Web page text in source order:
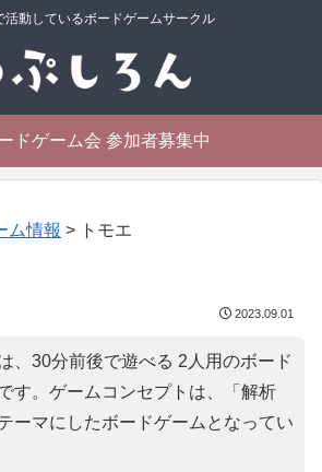
活動しているボードゲームサークル
ドゲーム会 参加者募集中
ム情報 > トモエ
2023.09.01
、30分前後で遊べる 2人用のボード
す。ゲームコンセプトは、「 解析
ーマにしたボードゲームとなってい